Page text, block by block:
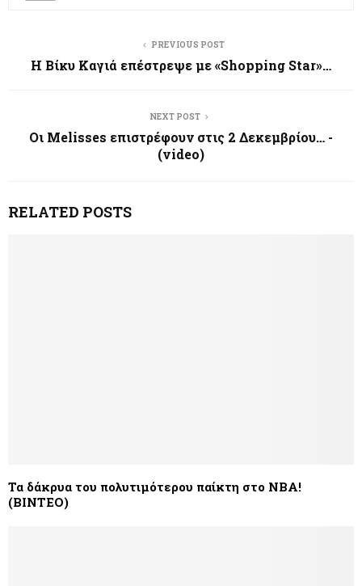
PREVIOUS POST
Η Βίκυ Καγιά επέστρεψε με «Shopping Star»…
NEXT POST
Οι Melisses επιστρέφουν στις 2 Δεκεμβρίου… -
(video)
RELATED POSTS
Τα δάκρυα του πολυτιμότερου παίκτη στο NBA!
(ΒΙΝΤΕΟ)